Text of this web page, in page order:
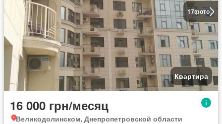
17фото
Квартира
16 000 грн/месяц
Великодолинском, Днепропетровской области